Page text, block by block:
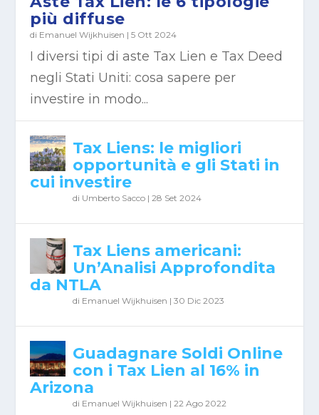
più diffuse
di Emanuel Wijkhuisen |5 Ott 2024
I diversi tipi di aste Tax Lien e Tax Deed
negli Stati Uniti: cosa sapere per
investire in modo...
Tax Liens: le migliori
opportunità e gli Stati in
cui investire
di Umberto Sacco |28 Set 2024
Tax Liens americani:
Un’Analisi Approfondita
da NTLA
di Emanuel Wijkhuisen |30 Dic 2023
Guadagnare Soldi Online
con i Tax Lien al 16% in
Arizona
di Emanuel Wijkhuisen |22 Ago 2022